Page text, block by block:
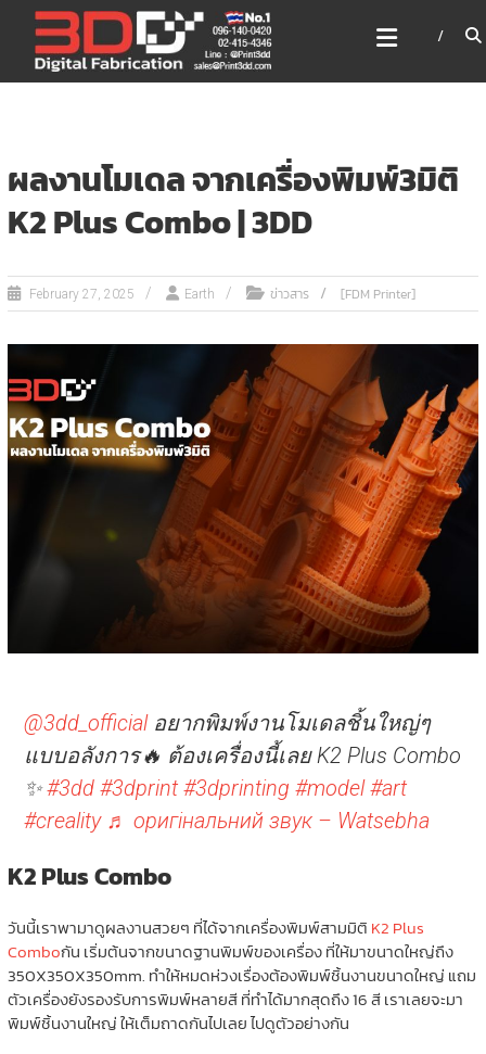
content
3DD DIGITAL FABRICATION
เครื่องพิมพ์3มิติ สแกนเนอร์
เลเซอร์
ผลงานโมเดล จากเครื่องพิมพ์3มิติ
K2 Plus Combo | 3DD
February 27, 2025 Earth ข่าวสาร [FDM Printer]
@3dd_officialอยากพิมพ์งานโมเดลชิ้นใหญ่ๆ
แบบอลังการ🔥 ต้องเครื่องนี้เลย K2 Plus Combo
✨#3dd #3dprint #3dprinting #model #art
#creality ♬ оригінальний звук – Watsebha
K2 Plus Combo
วันนี้เราพามาดูผลงานสวยๆ ที่ได้จากเครื่องพิมพ์สามมิติ K2 Plus
Comboกัน เริ่มต้นจากขนาดฐานพิมพ์ของเครื่อง ที่ให้มาขนาดใหญ่ถึง
350X350X350mm. ทำให้หมดห่วงเรื่องต้องพิมพ์ชิ้นงานขนาดใหญ่ แถม
ตัวเครื่องยังรองรับการพิมพ์หลายสี ที่ทำได้มากสุดถึง 16 สี เราเลยจะมา
พิมพ์ชิ้นงานใหญ่ ให้เต็มถาดกันไปเลย ไปดูตัวอย่างกัน